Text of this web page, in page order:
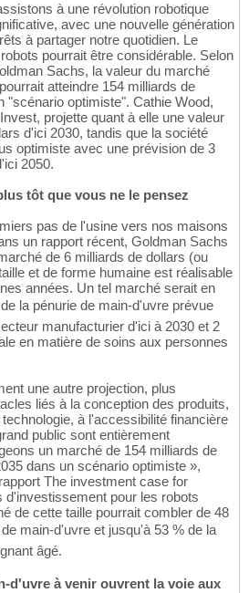
à une révolution robotique
avec une nouvelle génération
à partager notre quotidien. Le
pourrait être considérable. Selon
Sachs, la valeur du marché
atteindre 154 milliards de
"scénario optimiste". Cathie Wood,
projette quant à elle une valeur
d'ici 2030, tandis que la société
optimiste avec une prévision de 3
2050.
tôt que vous ne le pensez
pas de l'usine vers nos maisons
un rapport récent, Goldman Sachs
de 6 milliards de dollars (ou
et de forme humaine est réalisable
années. Un tel marché serait en
la pénurie de main-d'uvre prévue
manufacturier d'ici à 2030 et 2
en matière de soins aux personnes
une autre projection, plus
liés à la conception des produits,
à l'accessibilité financière
public sont entièrement
un marché de 154 milliards de
dans un scénario optimiste »,
The investment case for
d'investissement pour les robots
de cette taille pourrait combler de 48
main-d'uvre et jusqu'à 53 % de la
âgé.
d'uvre à venir ouvrent la voie aux